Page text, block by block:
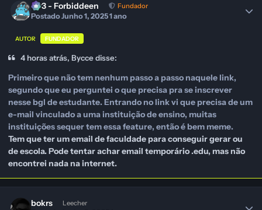
403 - Forbiddeen Fundador
PostadoJunho 1, 20251 ano
AUTOR FUNDADOR
4 horas atrás, Bycce disse:
Primeiro que não tem nenhum passo a passo naquele link,
segundo que eu perguntei o que precisa pra se inscrever
nesse bgl de estudante. Entrando no link vi que precisa de um
e-mail vinculado a uma instituição de ensino, muitas
instituições sequer tem essa feature, então é bem meme.
Tem que ter um email de faculdade para conseguir gerar ou
de escola. Pode tentar achar email temporário .edu, mas não
encontrei nada na internet.
bokrs Leecher